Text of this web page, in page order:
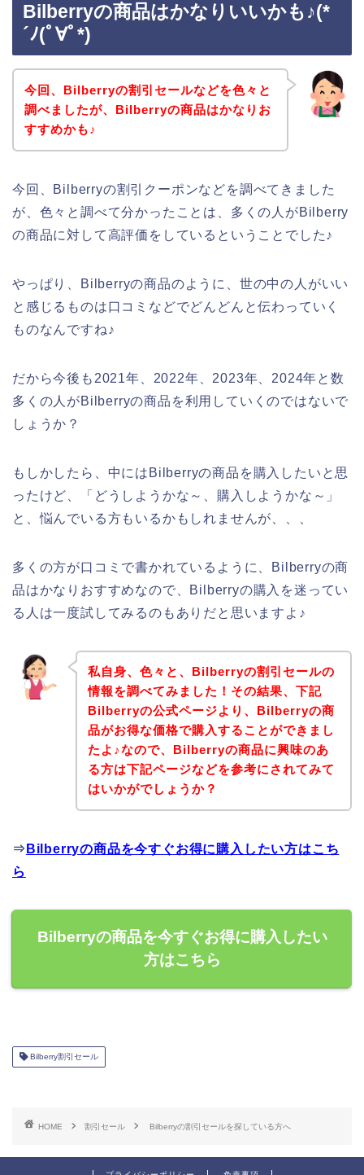
Bilberryの商品はかなりいいかも♪(*
´ﾉ(ﾟ∀ﾟ*)
今回、Bilberryの割引セールなどを色々と
調べましたが、Bilberryの商品はかなりお
すすめかも♪
今回、Bilberryの割引クーポンなどを調べてきました
が、色々と調べて分かったことは、多くの人がBilberry
の商品に対して高評価をしているということでした♪
やっぱり、Bilberryの商品のように、世の中の人がいい
と感じるものは口コミなどでどんどんと伝わっていく
ものなんですね♪
だから今後も2021年、2022年、2023年、2024年と数
多くの人がBilberryの商品を利用していくのではないで
しょうか？
もしかしたら、中にはBilberryの商品を購入したいと思
ったけど、「どうしようかな～、購入しようかな～」
と、悩んでいる方もいるかもしれませんが、、、
多くの方が口コミで書かれているように、Bilberryの商
品はかなりおすすめなので、Bilberryの購入を迷ってい
る人は一度試してみるのもありだと思いますよ♪
私自身、色々と、Bilberryの割引セールの
情報を調べてみました！その結果、下記
Bilberryの公式ページより、Bilberryの商
品がお得な価格で購入することができまし
たよ♪なので、Bilberryの商品に興味のあ
る方は下記ページなどを参考にされてみて
はいかがでしょうか？
⇒ Bilberryの商品を今すぐお得に購入したい方はこち
ら
Bilberryの商品を今すぐお得に購入したい
方はこちら
Bilberry割引セール
HOME 割引セール Bilberryの割引セールを探している方へ